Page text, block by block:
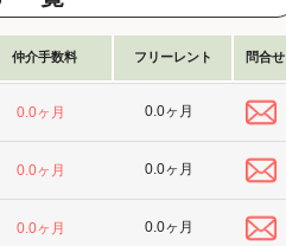
仲介手数料 フリーレント 問合せ
0.0ヶ月 0.0ヶ月
0.0ヶ月 0.0ヶ月
0.0ヶ月 0.0ヶ月